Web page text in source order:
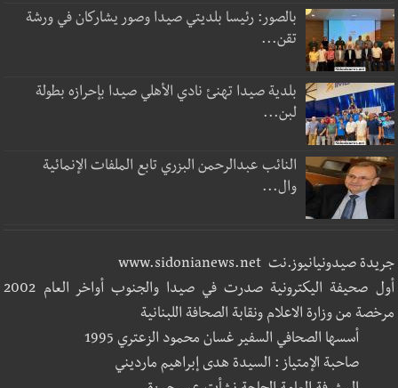
بالصور: رئيسا بلديتي صيدا وصور يشاركان في ورشة
تقن...
بلدية صيدا تهنئ نادي الأهلي صيدا بإحرازه بطولة
لبن...
النائب عبدالرحمن البزري تابع الملفات الإنمائية
وال...
جريدة صيدونيانيوز.نت www.sidonianews.net
أول صحيفة اليكترونية صدرت في صيدا والجنوب أواخر العام 2002
مرخصة من وزارة الاعلام ونقابة الصحافة اللبنانية
أسسها الصحافي السفير غسان محمود الزعتري 1995
صاحبة الإمتياز : السيدة هدى إبراهيم مارديني